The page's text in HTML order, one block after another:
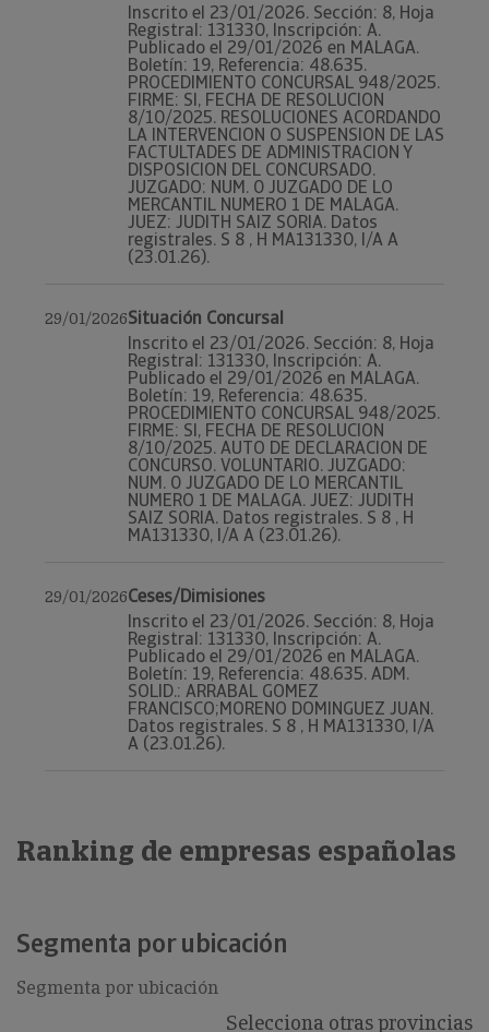
Inscrito el 23/01/2026. Sección: 8, Hoja
Registral: 131330, Inscripción: A.
Publicado el 29/01/2026 en MALAGA.
Boletín: 19, Referencia: 48.635.
PROCEDIMIENTO CONCURSAL 948/2025.
FIRME: SI, FECHA DE RESOLUCION
8/10/2025. RESOLUCIONES ACORDANDO
LA INTERVENCION O SUSPENSION DE LAS
FACTULTADES DE ADMINISTRACION Y
DISPOSICION DEL CONCURSADO.
JUZGADO: NUM. 0 JUZGADO DE LO
MERCANTIL NUMERO 1 DE MALAGA.
JUEZ: JUDITH SAIZ SORIA. Datos
registrales. S 8 , H MA131330, I/A A
(23.01.26).
29/01/2026Situación Concursal
Inscrito el 23/01/2026. Sección: 8, Hoja
Registral: 131330, Inscripción: A.
Publicado el 29/01/2026 en MALAGA.
Boletín: 19, Referencia: 48.635.
PROCEDIMIENTO CONCURSAL 948/2025.
FIRME: SI, FECHA DE RESOLUCION
8/10/2025. AUTO DE DECLARACION DE
CONCURSO. VOLUNTARIO. JUZGADO:
NUM. 0 JUZGADO DE LO MERCANTIL
NUMERO 1 DE MALAGA. JUEZ: JUDITH
SAIZ SORIA. Datos registrales. S 8 , H
MA131330, I/A A (23.01.26).
29/01/2026Ceses/Dimisiones
Inscrito el 23/01/2026. Sección: 8, Hoja
Registral: 131330, Inscripción: A.
Publicado el 29/01/2026 en MALAGA.
Boletín: 19, Referencia: 48.635. ADM.
SOLID.: ARRABAL GOMEZ
FRANCISCO;MORENO DOMINGUEZ JUAN.
Datos registrales. S 8 , H MA131330, I/A
A (23.01.26).
Ranking de empresas españolas
Segmenta por ubicación
Segmenta por ubicación
Selecciona otras provincias